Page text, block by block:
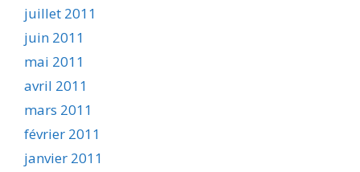
juillet 2011
juin 2011
mai 2011
avril 2011
mars 2011
février 2011
janvier 2011